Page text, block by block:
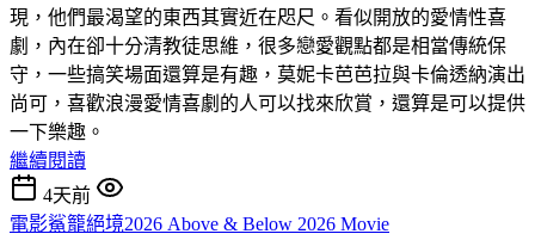
現，他們最渴望的東西其實近在咫尺。看似開放的愛情性喜
劇，內在卻十分清教徒思維，很多戀愛觀點都是相當傳統保
守，一些搞笑場面還算是有趣，莫妮卡芭芭拉與卡倫透納演出
尚可，喜歡浪漫愛情喜劇的人可以找來欣賞，還算是可以提供
一下樂趣。
繼續閱讀
4天前
電影鯊籠絕境2026 Above & Below 2026 Movie